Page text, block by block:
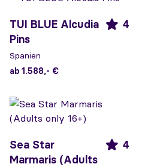
TUI BLUE Alcudia
Pins
4
Spanien
ab 1.588,- €
Sea Star
Marmaris (Adults
4